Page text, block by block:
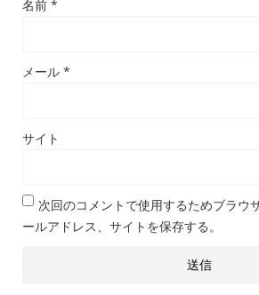
名前 *
メール *
サイト
次回のコメントで使用するためブラウ
ールアドレス、サイトを保存する。